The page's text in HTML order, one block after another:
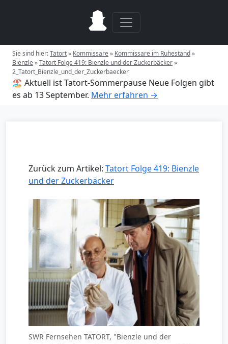
Sie sind hier:Tatort» Kommissare» Kommissare im Ruhestand»
Bienzle»Tatort Folge 419: Bienzle und der Zuckerbäcker»
2_Tatort_Bienzle_und_der_Zuckerbaecker
🏖️ Aktuell ist Tatort-Sommerpause Neue Folgen gibt
es ab 13 September. Mehr erfahren →
Zurück zum Artikel: Tatort Folge 419: Bienzle
und der Zuckerbäcker
SWR Fernsehen TATORT, "Bienzle und der